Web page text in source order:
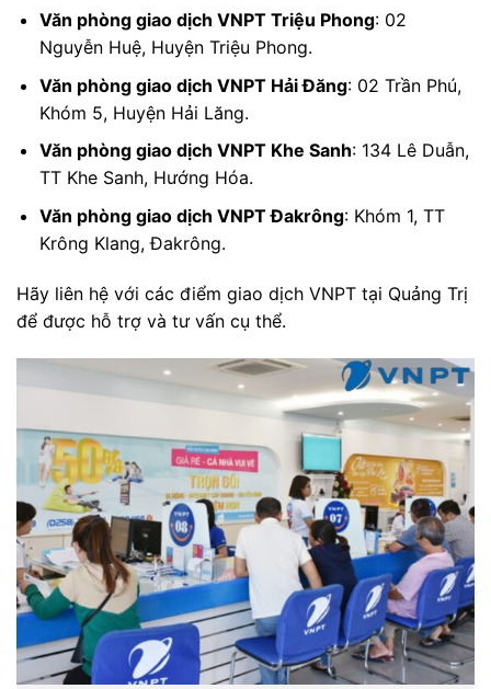
Văn phòng giao dịch VNPT Triệu Phong: 02
Nguyễn Huệ, Huyện Triệu Phong.
Văn phòng giao dịch VNPT Hải Đăng: 02 Trần Phú,
Khóm 5, Huyện Hải Lăng.
Văn phòng giao dịch VNPT Khe Sanh: 134 Lê Duẫn,
TT Khe Sanh, Hướng Hóa.
Văn phòng giao dịch VNPT Đakrông: Khóm 1, TT
Krông Klang, Đakrông.
Hãy liên hệ với các điểm giao dịch VNPT tại Quảng Trị
để được hỗ trợ và tư vấn cụ thể.